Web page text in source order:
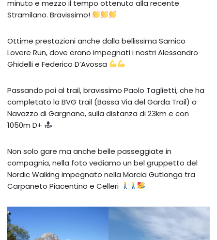
minuto e mezzo il tempo ottenuto alla recente
Stramilano. Bravissimo!
Ottime prestazioni anche dalla bellissima Sarnico
Lovere Run, dove erano impegnati i nostri Alessandro
Ghidelli e Federico D’Avossa
Passando poi al trail, bravissimo Paolo Taglietti, che ha
completato la BVG trail (Bassa Via del Garda Trail) a
Navazzo di Gargnano, sulla distanza di 23km e con
1050m D+
Non solo gare ma anche belle passeggiate in
compagnia, nella foto vediamo un bel gruppetto del
Nordic Walking impegnato nella Marcia Gutlonga tra
Carpaneto Piacentino e Celleri